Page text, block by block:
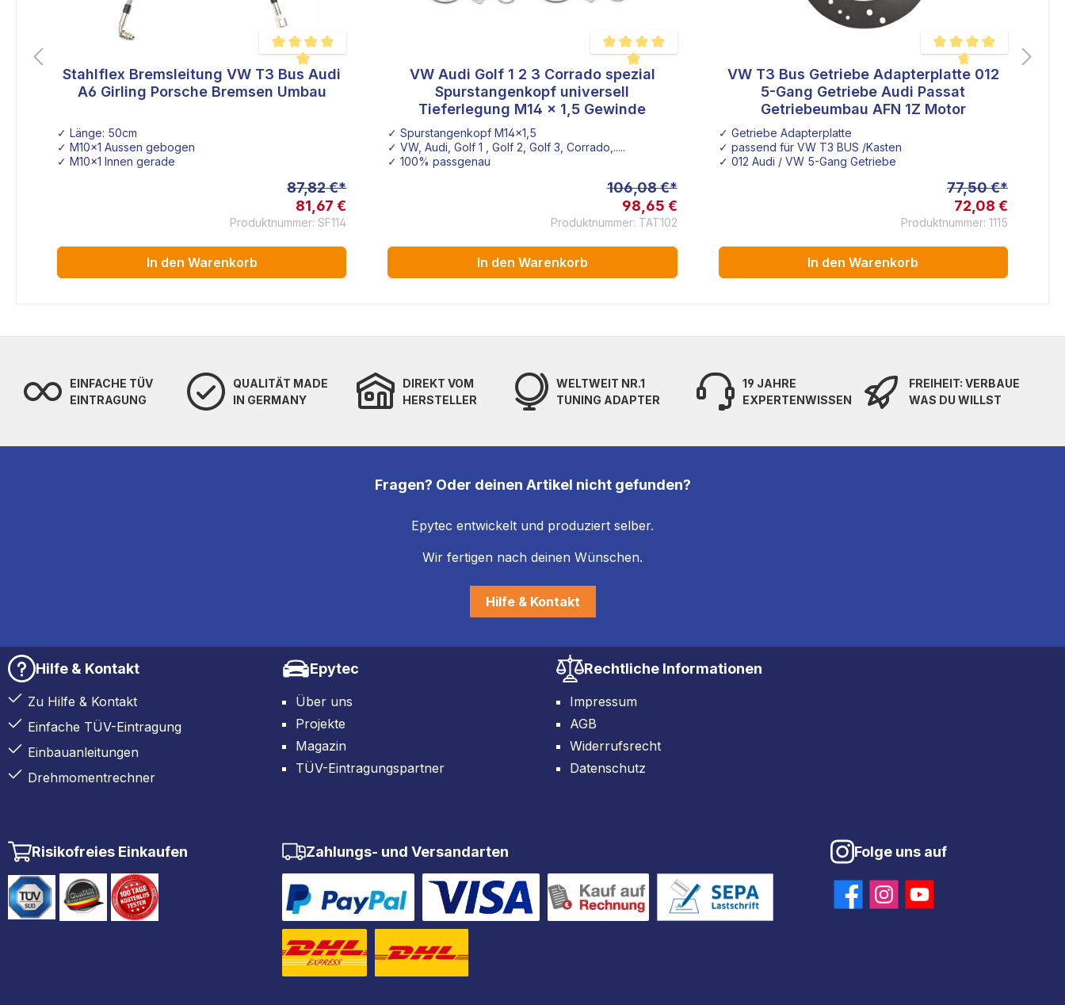
Bewertung von 5 von 5 Sternen
/ 7H0615424 /Bremssattelträger Teile Nr: 7H0615425
A4, A6 300x22mm VW Teilenummer: 8E0615601R
Durchschnittliche Bewertung von 5 von 5 Sternen
Stahlflex Bremsleitung VW T3 Bus Audi
A6 Girling Porsche Bremsen Umbau
✓ Länge: 50cm
✓ M10x1 Aussen gebogen
✓ M10x1 Innen gerade
87,82 €*
81,67 €
Produktnummer: SF114
In den Warenkorb
Durchschnittliche Bewertung von 5 von 5 Sternen
VW Audi Golf 1 2 3 Corrado spezial
Spurstangenkopf universell
Tieferlegung M14 x 1,5 Gewinde
✓ Spurstangenkopf M14x1,5
✓ VW, Audi, Golf 1 , Golf 2, Golf 3, Corrado,.....
✓ 100% passgenau
106,08 €*
98,65 €
Produktnummer: TAT102
In den Warenkorb
Durchschnittliche
VW T3 Bus Getriebe Adapterplatte 012
5-Gang Getriebe Audi Passat
Getriebeumbau AFN 1Z Motor
✓ Getriebe Adapterplatte
✓ passend für VW T3 BUS /Kasten
✓ 012 Audi / VW 5-Gang Getriebe
77,50 €*
72,08 €
Produktnummer: 1115
In den Warenkorb
EINFACHE TÜV
EINTRAGUNG
QUALITÄT MADE
IN GERMANY
DIREKT VOM
HERSTELLER
WELTWEIT NR.1
TUNING ADAPTER
19 JAHRE
EXPERTENWISSEN
FREIHEIT: VERBAUE
WAS DU WILLST
Fragen? Oder deinen Artikel nicht gefunden?
Epytec entwickelt und produziert selber.
Wir fertigen nach deinen Wünschen.
Hilfe & Kontakt
Hilfe & Kontakt
Zu Hilfe & Kontakt
Einfache TÜV-Eintragung
Einbauanleitungen
Drehmomentrechner
Epytec
Über uns
Projekte
Magazin
TÜV-Eintragungspartner
Rechtliche Informationen
Impressum
AGB
Widerrufsrecht
Datenschutz
Risikofreies Einkaufen Zahlungs- und Versandarten Folge uns auf